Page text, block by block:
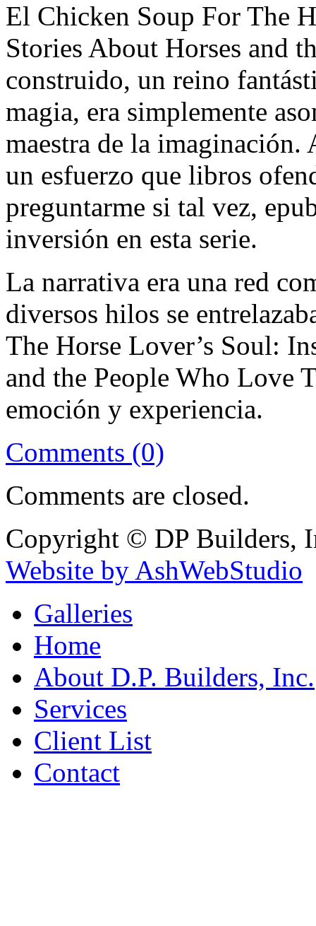
El Chicken Soup For The
Stories About Horses and
construido, un reino
magia, era simplemente
maestra de la
un esfuerzo que libros
preguntarme si tal vez,
inversión en esta serie.
La narrativa era una red
diversos hilos se
The Horse Lover’s Soul:
and the People Who Love
emoción y experiencia.
Comments (0)
Comments are closed.
Copyright © DP Builders,
Website by AshWebStudio
Galleries
Home
About D.P. Builders, Inc.
Services
Client List
Contact